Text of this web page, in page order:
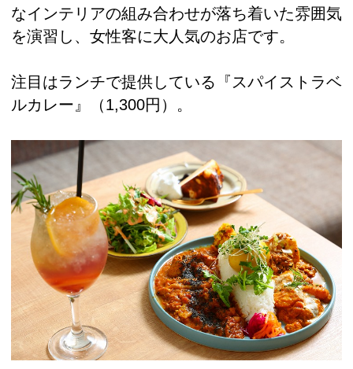
なインテリアの組み合わせが落ち着いた雰囲気
を演習し、女性客に大人気のお店です。
注目はランチで提供している『スパイストラベ
ルカレー』（1,300円）。